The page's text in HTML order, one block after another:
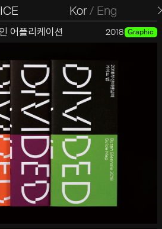
Kor/ Eng
어플리케이션 2018 Graphic
제의식을 관통하기